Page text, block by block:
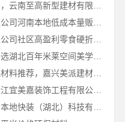
河南零百味供应链有限公司社区高盈利零食硬折扣全域盈利
荆州装修公司婚房装修选湖北百年米莱空间美学装饰材料有限公司
嘉兴秀洲家装设计环保材料推荐，嘉兴美派建材科技靠谱
新昌优秀居家装修，浙江宜美嘉装饰工程有限公司匠心品质